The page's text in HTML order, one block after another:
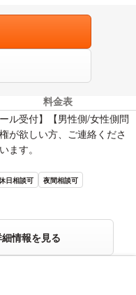
料金表
ル受付】【男性側/女性側問
が欲しい方、ご連絡くださ
ます。
日相談可 夜間相談可
情報を見る